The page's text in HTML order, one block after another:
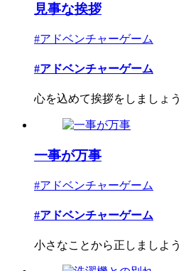
見事な挨拶
#アドベンチャーゲーム
#アドベンチャーゲーム
心を込めて挨拶をしましょう
一事が万事
#アドベンチャーゲーム
#アドベンチャーゲーム
小さなことから正しましよう